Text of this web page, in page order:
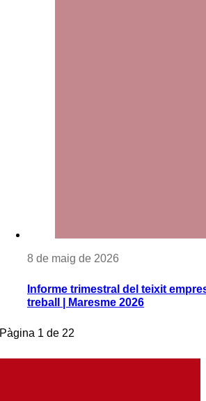
8 de maig de 2026
Informe trimestral del teixit
treball | Maresme 2026
Pàgina 1 de 22